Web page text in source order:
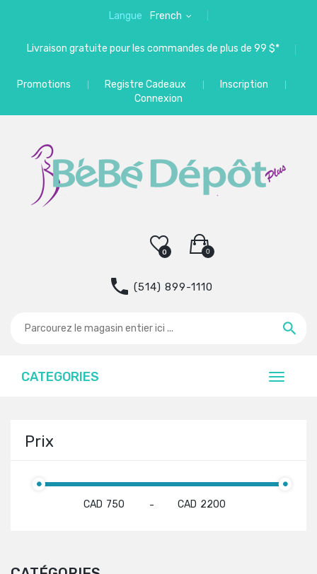
Langue French
Livraison gratuite pour les commandes de plus de 99 $*
Promotions Registre Cadeaux
Inscription
Connexion
0
0
(514) 899-1110
CATEGORIES
Prix
CAD - CAD